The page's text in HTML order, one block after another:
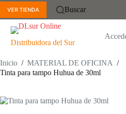
Saltar
contenido
VER TIENDA Buscar
Distribuidora del Sur
Inicio / MATERIAL DE OFICINA /
Tinta para tampo Huhua de 30ml